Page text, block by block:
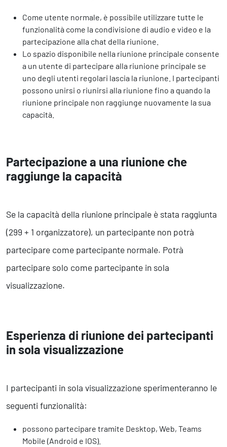
Come utente normale, è possibile utilizzare tutte le
funzionalità come la condivisione di audio e video e la
partecipazione alla chat della riunione.
Lo spazio disponibile nella riunione principale consente
a un utente di partecipare alla riunione principale se
uno degli utenti regolari lascia la riunione. I partecipanti
possono unirsi o riunirsi alla riunione fino a quando la
riunione principale non raggiunge nuovamente la sua
capacità.
Partecipazione a una riunione che
raggiunge la capacità
Se la capacità della riunione principale è stata raggiunta
(299 + 1 organizzatore), un partecipante non potrà
partecipare come partecipante normale. Potrà
partecipare solo come partecipante in sola
visualizzazione.
Esperienza di riunione dei partecipanti
in sola visualizzazione
I partecipanti in sola visualizzazione sperimenteranno le
seguenti funzionalità:
possono partecipare tramite Desktop, Web, Teams
Mobile (Android e IOS).